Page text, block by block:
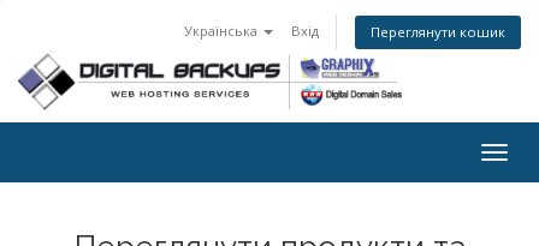
Українська Вхід Переглянути кошик